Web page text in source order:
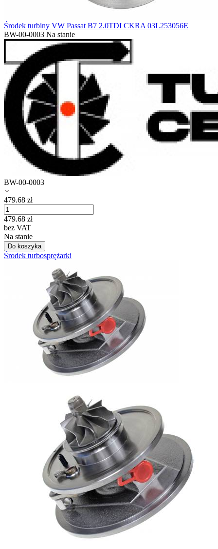
Środek turbiny VW Passat B7 2.0TDI CKRA 03L253056E
BW-00-0003 Na stanie
BW-00-0003
479.68 zł
479.68 zł
bez VAT
Na stanie
Do koszyka
Środek turbosprężarki